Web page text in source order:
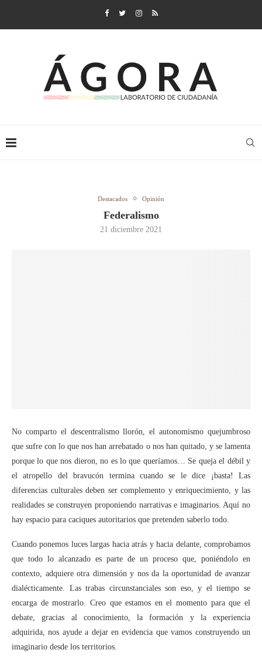
Destacados Opinión
Federalismo
21 diciembre 2021
No comparto el descentralismo llorón, el autonomismo quejumbroso
que sufre con lo que nos han arrebatado o nos han quitado, y se lamenta
porque lo que nos dieron, no es lo que queríamos… Se queja el débil y
el atropello del bravucón termina cuando se le dice ¡basta! Las
diferencias culturales deben ser complemento y enriquecimiento, y las
realidades se construyen proponiendo narrativas e imaginarios. Aquí no
hay espacio para caciques autoritarios que pretenden saberlo todo.
Cuando ponemos luces largas hacia atrás y hacia delante, comprobamos
que todo lo alcanzado es parte de un proceso que, poniéndolo en
contexto, adquiere otra dimensión y nos da la oportunidad de avanzar
dialécticamente. Las trabas circunstanciales son eso, y el tiempo se
encarga de mostrarlo. Creo que estamos en el momento para que el
debate, gracias al conocimiento, la formación y la experiencia
adquirida, nos ayude a dejar en evidencia que vamos construyendo un
imaginario desde los territorios.